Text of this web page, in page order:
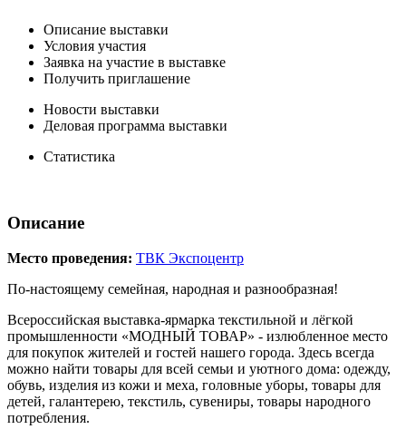
Описание выставки
Условия участия
Заявка на участие в выставке
Получить приглашение
Новости выставки
Деловая программа выставки
Статистика
Описание
Место проведения: ТВК Экспоцентр
По-настоящему семейная, народная и разнообразная!
Всероссийская выставка-ярмарка текстильной и лёгкой
промышленности «МОДНЫЙ ТОВАР» - излюбленное место
для покупок жителей и гостей нашего города. Здесь всегда
можно найти товары для всей семьи и уютного дома: одежду,
обувь, изделия из кожи и меха, головные уборы, товары для
детей, галантерею, текстиль, сувениры, товары народного
потребления.